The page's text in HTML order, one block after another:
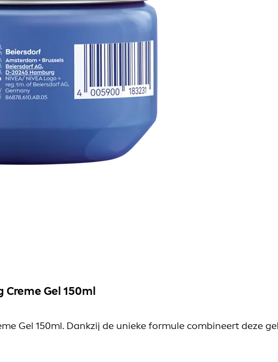
Creme Gel 150ml
Gel 150ml. Dankzij de unieke formule combineert